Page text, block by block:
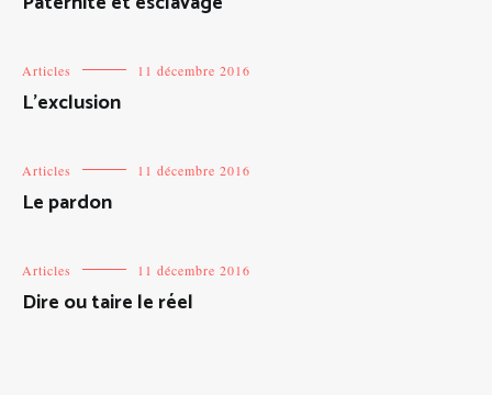
Articles 11 décembre 2016
L’exclusion
Articles 11 décembre 2016
Le pardon
Articles 11 décembre 2016
Dire ou taire le réel